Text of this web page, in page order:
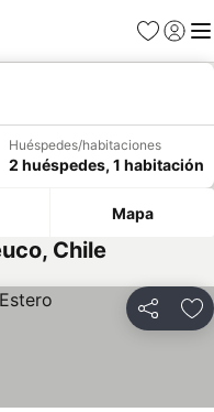
Favoritos
Iniciar
Huéspedes/habitaciones
2 huéspedes, 1 habitación
Mapa
Chile
Compartir